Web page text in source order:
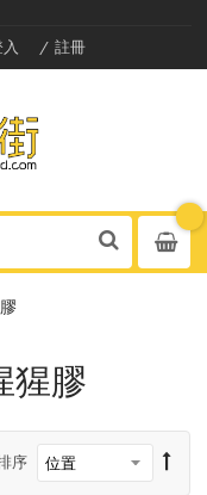
註冊
猩膠
序